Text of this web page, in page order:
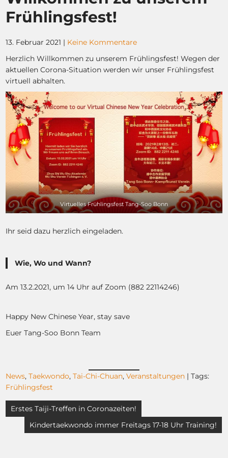
Frühlingsfest!
13. Februar 2021 | Keine Kommentare
Herzlich Willkommen zu unserem Frühlingsfest! Wegen der
aktuellen Corona-Situation werden wir unser Frühlingsfest
virtuell abhalten.
Virtuelles Frühlingsfest Tang-Soo Bonn
Ihr seid dazu herzlich eingeladen.
Wie, Wo und Wann?
Am 13.2.2021, um 14 Uhr auf Zoom (882 22114246)
Happy New Chinese Year, stay save
Euer Tang-Soo Bonn Team
News,Taekwondo,Tai-Chi-Chuan,Veranstaltungen | Tags:
Frühlingsfest
Beitragsnavigation
Erstes Taiji-Treffen in Coronazeiten!
Kindertaekwondo immer Freitags 17-18 Uhr Training!